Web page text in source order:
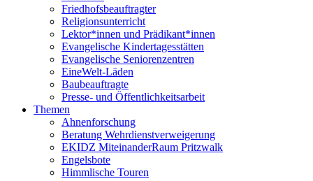
Friedhofsbeauftragter
Religionsunterricht
Lektor*innen und Prädikant*innen
Evangelische Kindertagesstätten
Evangelische Seniorenzentren
EineWelt-Läden
Baubeauftragte
Presse- und Öffentlichkeitsarbeit
Themen
Ahnenforschung
Beratung Wehrdienstverweigerung
EKIDZ MiteinanderRaum Pritzwalk
Engelsbote
Himmlische Touren